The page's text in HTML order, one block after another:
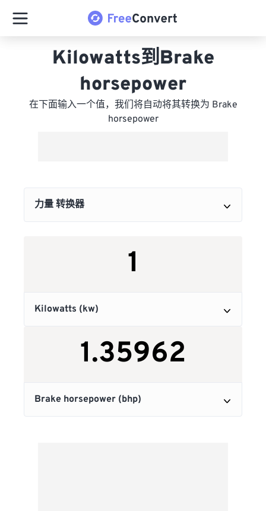
Kilowatts到Brake
horsepower
在下面输入一个值，我们将自动将其转换为 Brake
horsepower